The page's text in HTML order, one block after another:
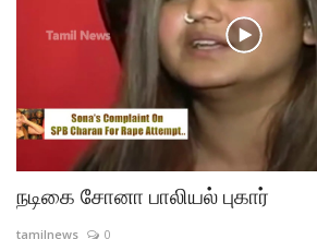
நடிகை சோனா பாலியல் புகார்
tamilnews 0